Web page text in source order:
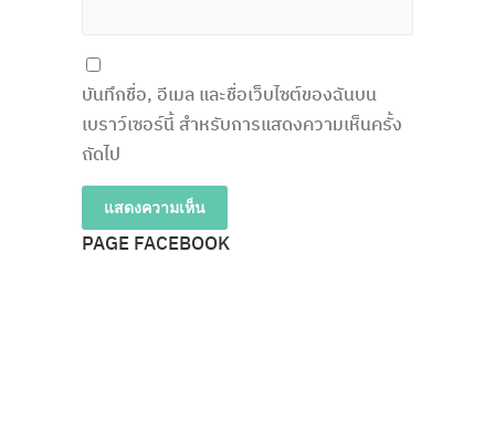
บันทึกชื่อ, อีเมล และชื่อเว็บไซต์ของฉันบน
เบราว์เซอร์นี้ สำหรับการแสดงความเห็นครั้ง
ถัดไป
PAGE FACEBOOK